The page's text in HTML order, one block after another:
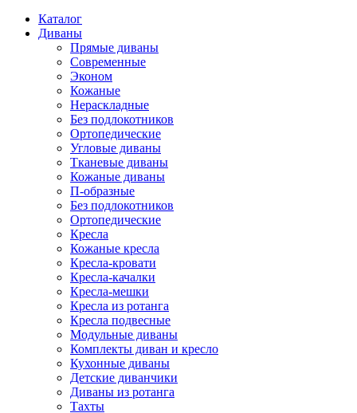
Каталог
Диваны
Прямые диваны
Современные
Эконом
Кожаные
Нераскладные
Без подлокотников
Ортопедические
Угловые диваны
Тканевые диваны
Кожаные диваны
П-образные
Без подлокотников
Ортопедические
Кресла
Кожаные кресла
Кресла-кровати
Кресла-качалки
Кресла-мешки
Кресла из ротанга
Кресла подвесные
Модульные диваны
Комплекты диван и кресло
Кухонные диваны
Детские диванчики
Диваны из ротанга
Тахты